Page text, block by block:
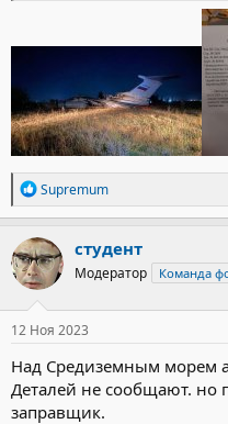
Р
е
а
к
ц
и
и
:
Supremum
студент
Модератор Команда
12 Ноя 2023
Над Средиземным морем
Деталей не сообщают. но
заправщик.